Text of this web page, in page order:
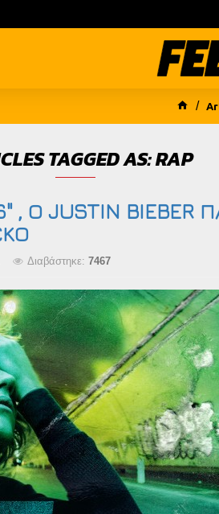
TAGGED AS: RAP
Ο JUSTIN BIEBER
Διαβάστηκε: 7467